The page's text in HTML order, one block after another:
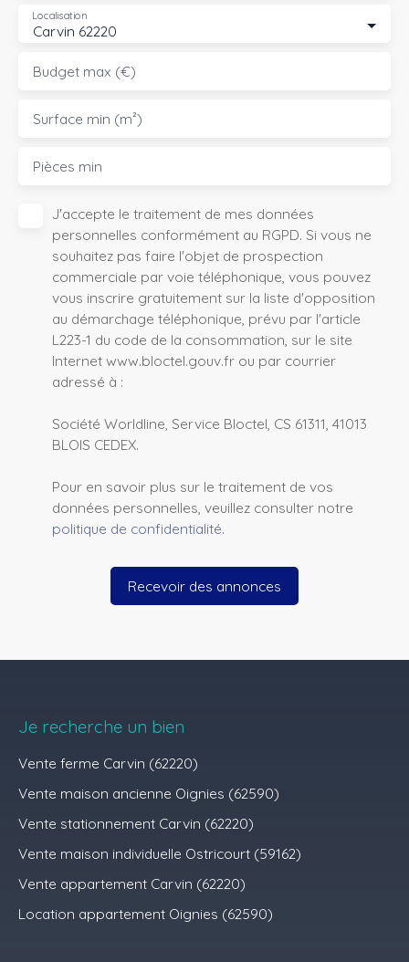
Carvin 62220
Localisation
Budget max (€)
Surface min (m²)
Pièces min
J'accepte le traitement de mes données
personnelles conformément au RGPD. Si vous ne
souhaitez pas faire l'objet de prospection
commerciale par voie téléphonique, vous pouvez
vous inscrire gratuitement sur la liste d'opposition
au démarchage téléphonique, prévu par l'article
L223-1 du code de la consommation, sur le site
Internet www.bloctel.gouv.fr ou par courrier
adressé à :
Société Worldline, Service Bloctel, CS 61311, 41013
BLOIS CEDEX.
Pour en savoir plus sur le traitement de vos
données personnelles, veuillez consulter notre
politique de confidentialité.
Recevoir des annonces
Je recherche un bien
Vente ferme Carvin (62220)
Vente maison ancienne Oignies (62590)
Vente stationnement Carvin (62220)
Vente maison individuelle Ostricourt (59162)
Vente appartement Carvin (62220)
Location appartement Oignies (62590)